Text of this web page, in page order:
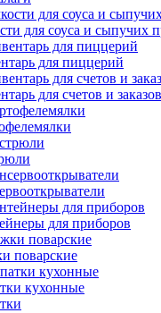
для соуса и сыпучих
для пиццерий
для счетов и заказов
для приборов
поварские
кухонные